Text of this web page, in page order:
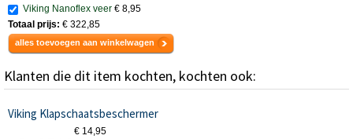
Viking Nanoflex veer € 8,95
Totaal prijs: € 322,85
alles toevoegen aan winkelwagen
Klanten die dit item kochten, kochten ook:
Viking Klapschaatsbeschermer
€ 14,95